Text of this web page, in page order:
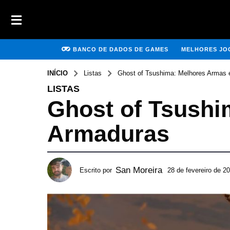
BANCO DE DADOS DE GAMES MELHORES
INÍCIO Listas Ghost of Tsushima: Melhores Armas
LISTAS
Ghost of
Armaduras
Escrito por San Moreira 28 de fevereiro de